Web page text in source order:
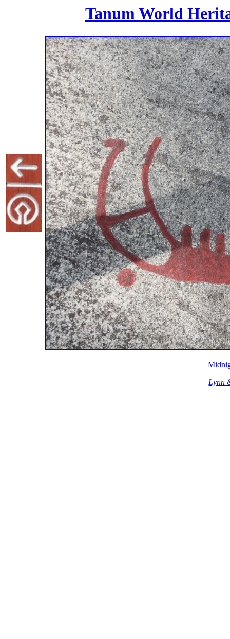
Tanum World
Lynn